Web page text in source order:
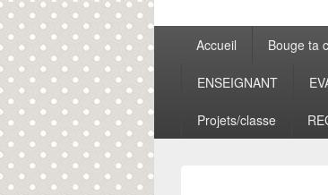
MenuAccueil Bouge ta
ENSEIGNANT
Projets/classe